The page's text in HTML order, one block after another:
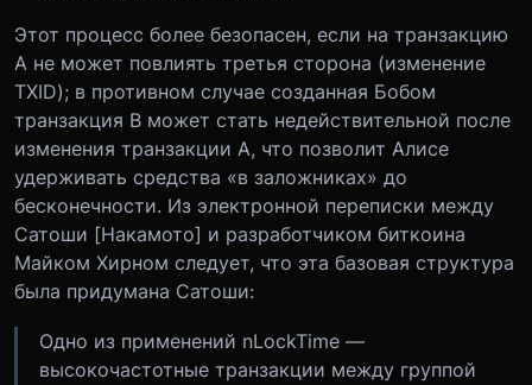
Этот процесс более безопасен, если на транзакцию
A не может повлиять третья сторона (изменение
TXID); в противном случае созданная Бобом
транзакция В может стать недействительной после
изменения транзакции A, что позволит Алисе
удерживать средства «в заложниках» до
бесконечности. Из электронной переписки между
Сатоши [Накамото] и разработчиком биткоина
Майком Хирном следует, что эта базовая структура
была придумана Сатоши:
Одно из применений nLockTime —
высокочастотные транзакции между группой